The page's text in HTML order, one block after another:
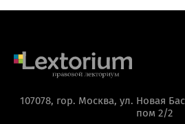
107078, гор. Москва, ул. Новая
пом 2/2